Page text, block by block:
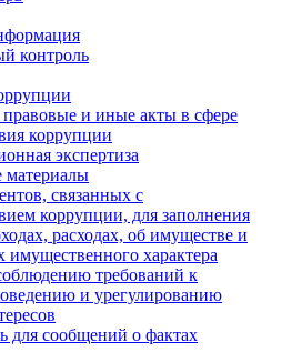
контроль
и иные акты в сфере
коррупции
экспертиза
материалы
связанных с
коррупции, для заполнения
расходах, об имуществе и
имущественного характера
требований к
и урегулированию
для сообщений о фактах